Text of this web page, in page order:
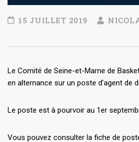
15 JUILLET 2019
Le Comité de Seine-et-Marne de
en alternance sur un poste d’agent de
Le poste est à pourvoir au 1er
Vous pouvez consulter la fiche de